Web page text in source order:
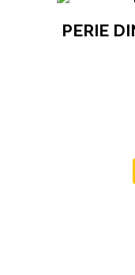
PERIE